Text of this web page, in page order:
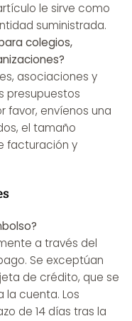
le sirve como
suministrada.
colegios,
asociaciones y
presupuestos
favor, envíenos una
el tamaño
facturación y
a través del
Se exceptúan
de crédito, que se
la cuenta. Los
de 14 días tras la